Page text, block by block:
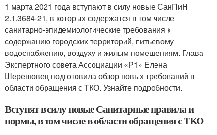
1 марта 2021 года вступают в силу новые СанПиН
2.1.3684-21, в которых содержатся в том числе
санитарно-эпидемиологические требования к
содержанию городских территорий, питьевому
водоснабжению, воздуху и жилым помещениям. Глава
Экспертного совета Ассоциации «Р1» Елена
Шерешовец подготовила обзор новых требований в
области обращения с ТКО. Узнайте подробности.
Вступят в силу новые Санитарные правила и
нормы, в том числе в области обращения с ТКО